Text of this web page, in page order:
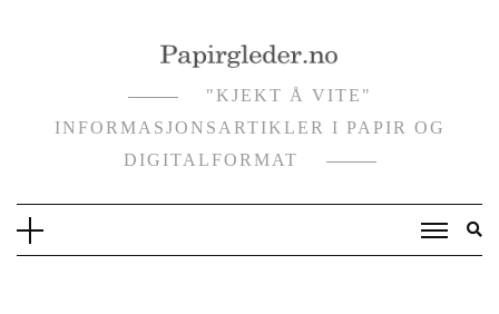
"KJEKT Å VITE"
INFORMASJONSARTIKLER I PAPIR OG
DIGITALFORMAT